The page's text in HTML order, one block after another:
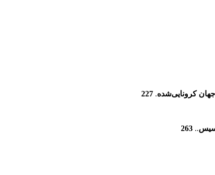
کرونایی‌شده.
227
..
263